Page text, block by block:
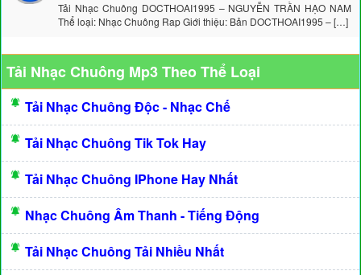
Tải Nhạc Chuông DOCTHOAI1995 – NGUYỄN TRẦN HẠO NAM
Thể loại: Nhạc Chuông Rap Giới thiệu: Bản DOCTHOAI1995 – […]
Tải Nhạc Chuông Mp3 Theo Thể Loại
Tải Nhạc Chuông Độc - Nhạc Chế
Tải Nhạc Chuông Tik Tok Hay
Tải Nhạc Chuông IPhone Hay Nhất
Nhạc Chuông Âm Thanh - Tiếng Động
Tải Nhạc Chuông Tải Nhiều Nhất